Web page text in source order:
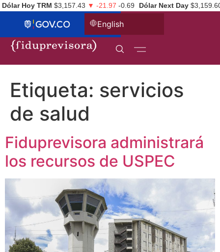
Dólar Hoy TRM $3,157.43 ▼ -21.97 -0.69 Dólar Next Day
English
Etiqueta: servicios
de salud
Fiduprevisora administrará
los recursos de USPEC